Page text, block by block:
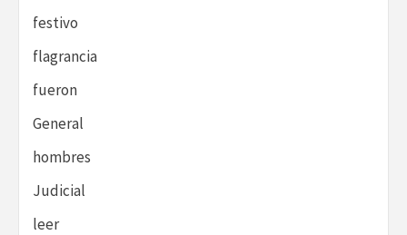
festivo
flagrancia
fueron
General
hombres
Judicial
leer